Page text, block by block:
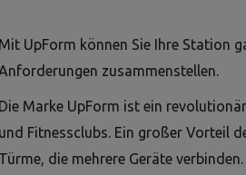
Mit UpForm können Sie Ihre Station
Anforderungen zusammenstellen.
Die Marke UpForm ist ein
und Fitnessclubs. Ein großer Vorteil
Türme, die mehrere Geräte